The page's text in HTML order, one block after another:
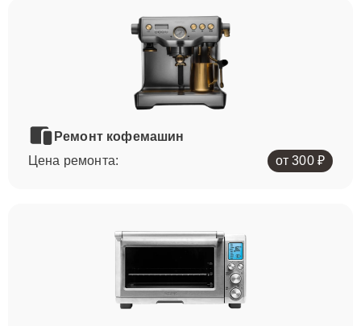
Ремонт кофемашин
Цена ремонта:
от 300 ₽